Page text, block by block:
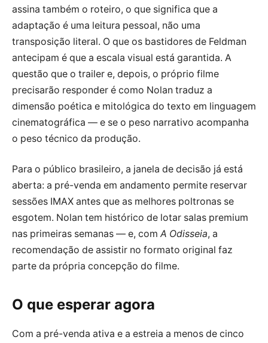
assina também o roteiro, o que significa que a
adaptação é uma leitura pessoal, não uma
transposição literal. O que os bastidores de Feldman
antecipam é que a escala visual está garantida. A
questão que o trailer e, depois, o próprio filme
precisarão responder é como Nolan traduz a
dimensão poética e mitológica do texto em linguagem
cinematográfica — e se o peso narrativo acompanha
o peso técnico da produção.
Para o público brasileiro, a janela de decisão já está
aberta: a pré-venda em andamento permite reservar
sessões IMAX antes que as melhores poltronas se
esgotem. Nolan tem histórico de lotar salas premium
nas primeiras semanas — e, com A Odisseia, a
recomendação de assistir no formato original faz
parte da própria concepção do filme.
O que esperar agora
Com a pré-venda ativa e a estreia a menos de cinco